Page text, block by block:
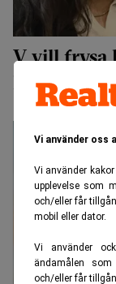
Vi använder oss
Vi använder
upplevelse som
och/eller får
mobil eller dator.
Vi använder
ändamålen
och/eller får
V vill frysa
kritik från